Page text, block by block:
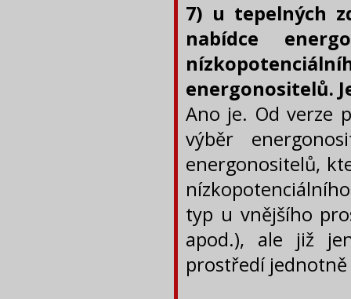
7) u tepelných
nabídce
energonositelů.
Ano je. Od verze
výběr
energonositelů,
typ u vnějšího
apod.), ale již
prostředí